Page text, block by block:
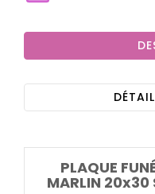
PLAQUE
MARLIN 20x30